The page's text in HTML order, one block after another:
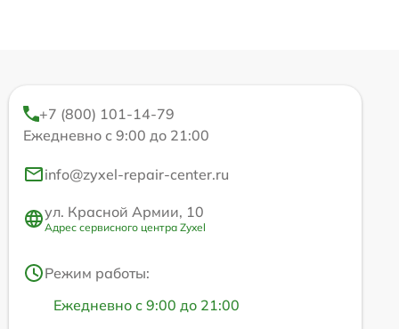
+7 (800) 101-14-79
Ежедневно с 9:00 до 21:00
info@zyxel-repair-center.ru
ул. Красной Армии, 10
Адрес сервисного центра Zyxel
Режим работы:
Ежедневно с 9:00 до 21:00